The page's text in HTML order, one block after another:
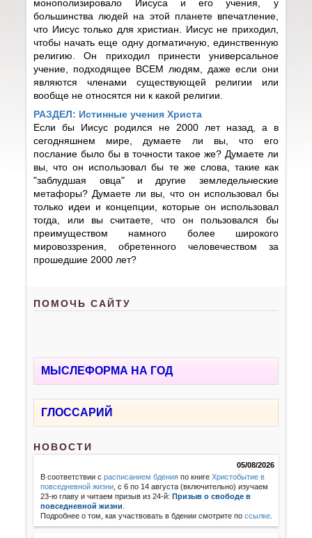
монополизировало Иисуса и его учения, у
большинства людей на этой планете впечатление,
что Иисус только для христиан. Иисус не приходил,
чтобы начать еще одну догматичную, единственную
религию. Он приходил принести универсальное
учение, подходящее ВСЕМ людям, даже если они
являются членами существующей религии или
вообще не относятся ни к какой религии.
РАЗДЕЛ: Истинные учения Христа
Если бы Иисус родился не 2000 лет назад, а в
сегодняшнем мире, думаете ли вы, что его
послание было бы в точности такое же? Думаете ли
вы, что он использовал бы те же слова, такие как
"заблудшая овца" и другие земледельческие
метафоры? Думаете ли вы, что он использовал бы
только идеи и концепции, которые он использовал
тогда, или вы считаете, что он пользовался бы
преимуществом намного более широкого
мировоззрения, обретенного человечеством за
прошедшие 2000 лет?
ПОМОЧЬ САЙТУ
МЫСЛЕФОРМА НА ГОД
ГЛОССАРИЙ
НОВОСТИ
05/08/2026
В соответствии срасписанием бдения по книгеХристобытие в
повседневной жизни , с 6 по 14 августа (включительно) изучаем
23-ю главу и читаем призыв из 24-й:Призыв о свободе в
повседневной жизни
Подробнее о том, как участвовать в бдении смотрите поссылке